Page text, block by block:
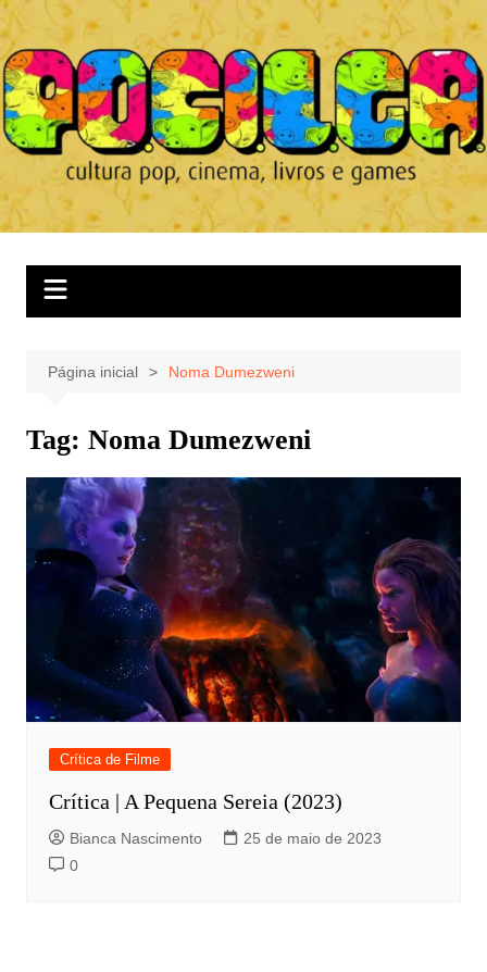
Ir
para
o
conteúdo
Página inicial Noma Dumezweni
Tag: Noma Dumezweni
Crítica de Filme
Crítica | A Pequena Sereia (2023)
Bianca Nascimento
25 de maio de 2023
0